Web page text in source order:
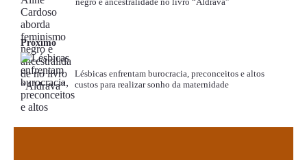
Próximo
Lésbicas enfrentam burocracia, preconceitos e altos
custos para realizar sonho da maternidade